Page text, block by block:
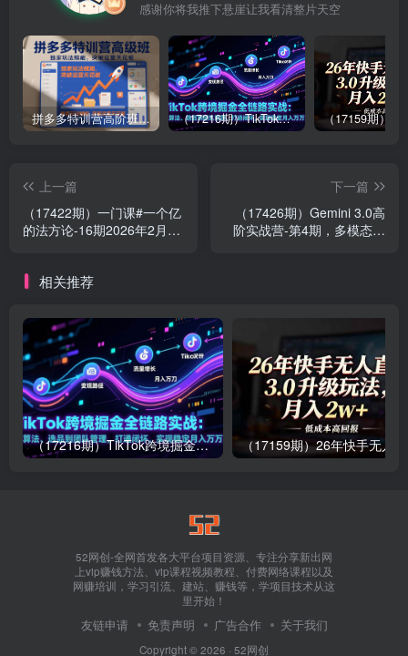
感谢你将我推下悬崖让我看清整片天空
拼多多特训营高阶班，独家玩法赋能，突破运营天花板（更新26年1月） （17216期）TikTok跨境掘金全链路实战：从算法、选品到团队管理，打通闭环，实现稳定月入万刀
上一篇
（17422期）一门课#一个亿
的法方论-16期2026年2月，
下一篇
（17426期）Gemini 3.0高
阶实战营-第4期，多模态通
相关推荐
（17216期）TikTok跨境掘金全链路实战：从算法、选品到团队管理，打通闭环，实现稳定月入万刀
52网创-全网首发各大平台项目资源、专注分享新出网
上vip赚钱方法、vip课程视频教程、付费网络课程以及
网赚培训，学习引流、建站、赚钱等，学项目技术从这
里开始！
友链申请 免责声明 广告合作 关于我们
Copyright © 2026 · 52网创